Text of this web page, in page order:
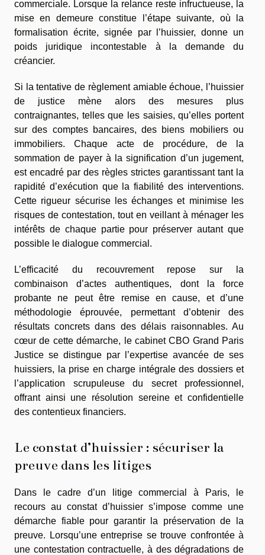
commerciale. Lorsque la relance reste infructueuse, la
mise en demeure constitue l’étape suivante, où la
formalisation écrite, signée par l’huissier, donne un
poids juridique incontestable à la demande du
créancier.
Si la tentative de règlement amiable échoue, l’huissier
de justice mène alors des mesures plus
contraignantes, telles que les saisies, qu’elles portent
sur des comptes bancaires, des biens mobiliers ou
immobiliers. Chaque acte de procédure, de la
sommation de payer à la signification d’un jugement,
est encadré par des règles strictes garantissant tant la
rapidité d’exécution que la fiabilité des interventions.
Cette rigueur sécurise les échanges et minimise les
risques de contestation, tout en veillant à ménager les
intérêts de chaque partie pour préserver autant que
possible le dialogue commercial.
L’efficacité du recouvrement repose sur la
combinaison d’actes authentiques, dont la force
probante ne peut être remise en cause, et d’une
méthodologie éprouvée, permettant d’obtenir des
résultats concrets dans des délais raisonnables. Au
cœur de cette démarche, le cabinet CBO Grand Paris
Justice se distingue par l’expertise avancée de ses
huissiers, la prise en charge intégrale des dossiers et
l’application scrupuleuse du secret professionnel,
offrant ainsi une résolution sereine et confidentielle
des contentieux financiers.
Le constat d’huissier : sécuriser la
preuve dans les litiges
Dans le cadre d’un litige commercial à Paris, le
recours au constat d’huissier s’impose comme une
démarche fiable pour garantir la préservation de la
preuve. Lorsqu’une entreprise se trouve confrontée à
une contestation contractuelle, à des dégradations de